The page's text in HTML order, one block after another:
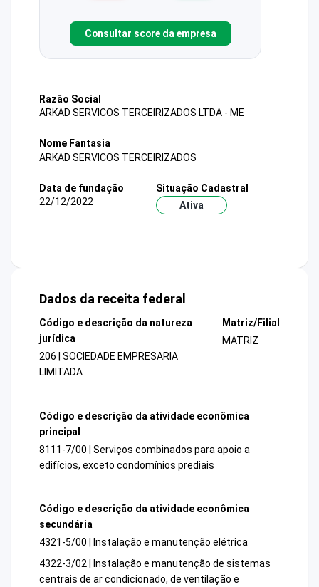
Consultar score da empresa
Razão Social
ARKAD SERVICOS TERCEIRIZADOS LTDA - ME
Nome Fantasia
ARKAD SERVICOS TERCEIRIZADOS
Data de fundação
22/12/2022
Situação Cadastral
Ativa
Dados da receita federal
Código e descrição da natureza
jurídica
206 | SOCIEDADE EMPRESARIA
LIMITADA
Matriz/Filial
MATRIZ
Código e descrição da atividade econômica
principal
8111-7/00 | Serviços combinados para apoio a
edifícios, exceto condomínios prediais
Código e descrição da atividade econômica
secundária
4321-5/00 | Instalação e manutenção elétrica
4322-3/02 | Instalação e manutenção de sistemas
centrais de ar condicionado, de ventilação e